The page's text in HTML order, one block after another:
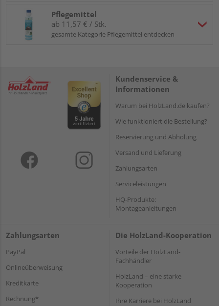
Pflegemittel
ab 11,57 € / Stk.
gesamte Kategorie Pflegemittel entdecken
Kundenservice &
Informationen
Warum bei HolzLand.de kaufen?
Wie funktioniert die Bestellung?
Reservierung und Abholung
Versand und Lieferung
Zahlungsarten
Serviceleistungen
HQ-Produkte:
Montageanleitungen
Zahlungsarten
PayPal
Onlineüberweisung
Kreditkarte
Rechnung*
Die HolzLand-Kooperation
Vorteile der HolzLand-
Fachhändler
HolzLand – eine starke
Kooperation
Ihre Karriere bei HolzLand